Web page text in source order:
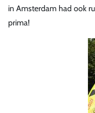
in Amsterdam had ook
prima!